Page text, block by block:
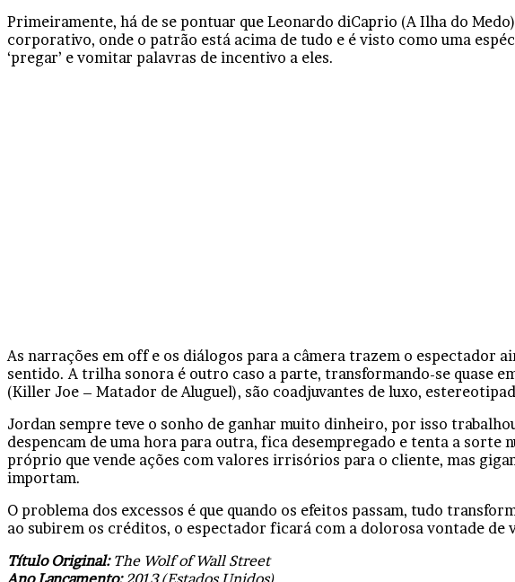
Primeiramente, há de se pontuar que Leonardo diCaprio (A Ilha do
corporativo, onde o patrão está acima de tudo e é visto como uma
‘pregar’ e vomitar palavras de incentivo a eles.
As narrações em off e os diálogos para a câmera trazem o espectador
sentido. A trilha sonora é outro caso a parte, transformando-se quase
(Killer Joe – Matador de Aluguel), são coadjuvantes de luxo,
Jordan sempre teve o sonho de ganhar muito dinheiro, por isso
despencam de uma hora para outra, fica desempregado e tenta a sorte
próprio que vende ações com valores irrisórios para o cliente, mas
importam.
O problema dos excessos é que quando os efeitos passam, tudo
ao subirem os créditos, o espectador ficará com a dolorosa vontade de
Título Original:The Wolf of Wall Street
Ano Lançamento:2013 (Estados Unidos)